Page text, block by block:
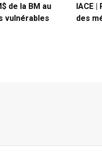
de la BM au
vulnérables
IACE
des